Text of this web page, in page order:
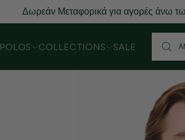
Δωρεάν Μεταφορικά για αγορές άνω
POLOS COLLECTIONS SALE